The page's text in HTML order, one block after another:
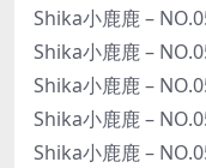
Shika小鹿鹿 –
Shika小鹿鹿 –
Shika小鹿鹿 –
Shika小鹿鹿 –
Shika小鹿鹿 –